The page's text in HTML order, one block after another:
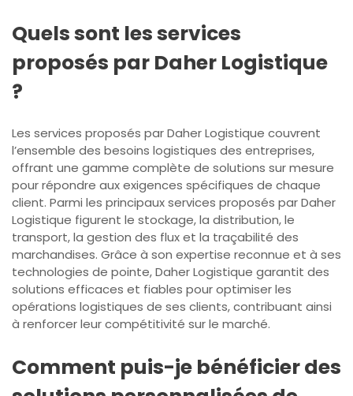
Quels sont les services
proposés par Daher Logistique
?
Les services proposés par Daher Logistique couvrent
l’ensemble des besoins logistiques des entreprises,
offrant une gamme complète de solutions sur mesure
pour répondre aux exigences spécifiques de chaque
client. Parmi les principaux services proposés par Daher
Logistique figurent le stockage, la distribution, le
transport, la gestion des flux et la traçabilité des
marchandises. Grâce à son expertise reconnue et à ses
technologies de pointe, Daher Logistique garantit des
solutions efficaces et fiables pour optimiser les
opérations logistiques de ses clients, contribuant ainsi
à renforcer leur compétitivité sur le marché.
Comment puis-je bénéficier des